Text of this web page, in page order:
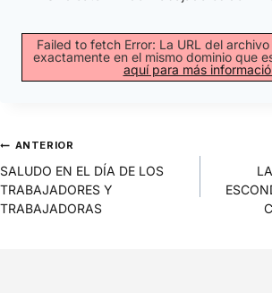
Failed to fetch Error: La URL del
exactamente en el mismo dominio que
aquí para más
ANTERIOR
SALUDO EN EL DÍA DE LOS
TRABAJADORES Y
TRABAJADORAS